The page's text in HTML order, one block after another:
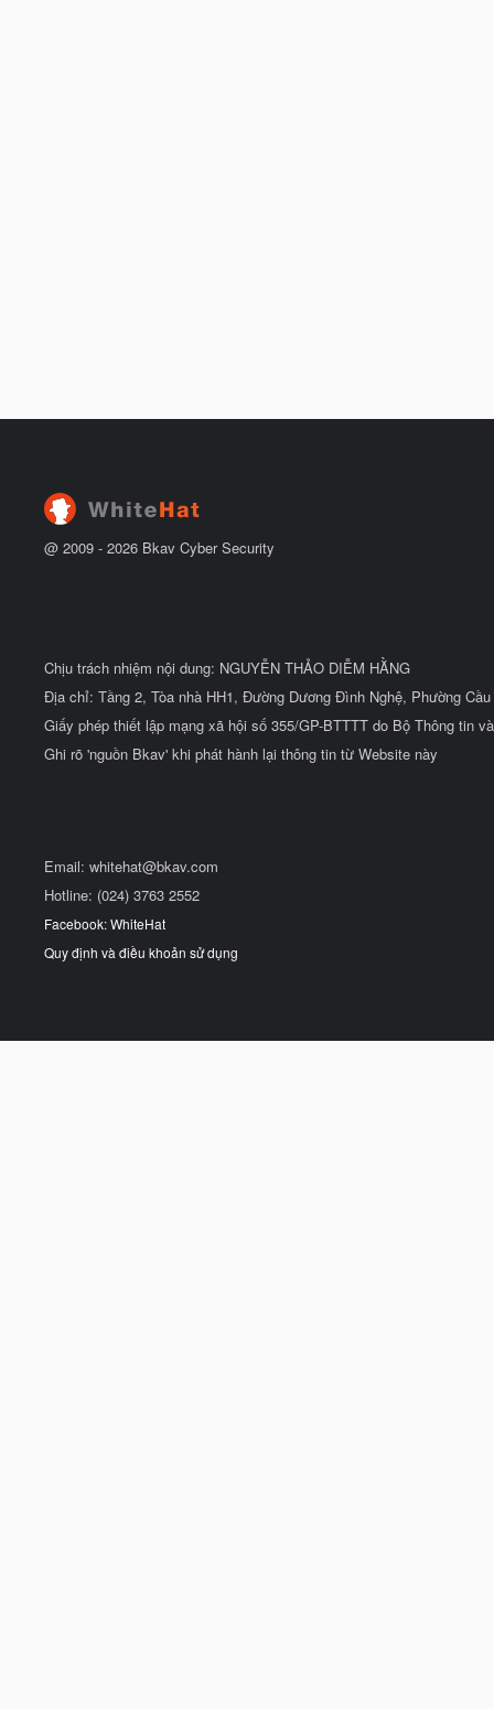
@ 2009 - 2026 Bkav Cyber Security
Chịu trách nhiệm nội dung: NGUYỄN THẢO DIỄM HẰNG
Địa chỉ: Tầng 2, Tòa nhà HH1, Đường Dương Đình Nghệ, Phường
Giấy phép thiết lập mạng xã hội số 355/GP-BTTTT do Bộ Thông tin
Ghi rõ 'nguồn Bkav' khi phát hành lại thông tin từ Website này
Email: whitehat@bkav.com
Hotline: (024) 3763 2552
Facebook: WhiteHat
Quy định và điều khoản sử dụng